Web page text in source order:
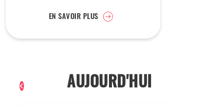
EN SAVOIR PLUS
AUJOURD'HUI